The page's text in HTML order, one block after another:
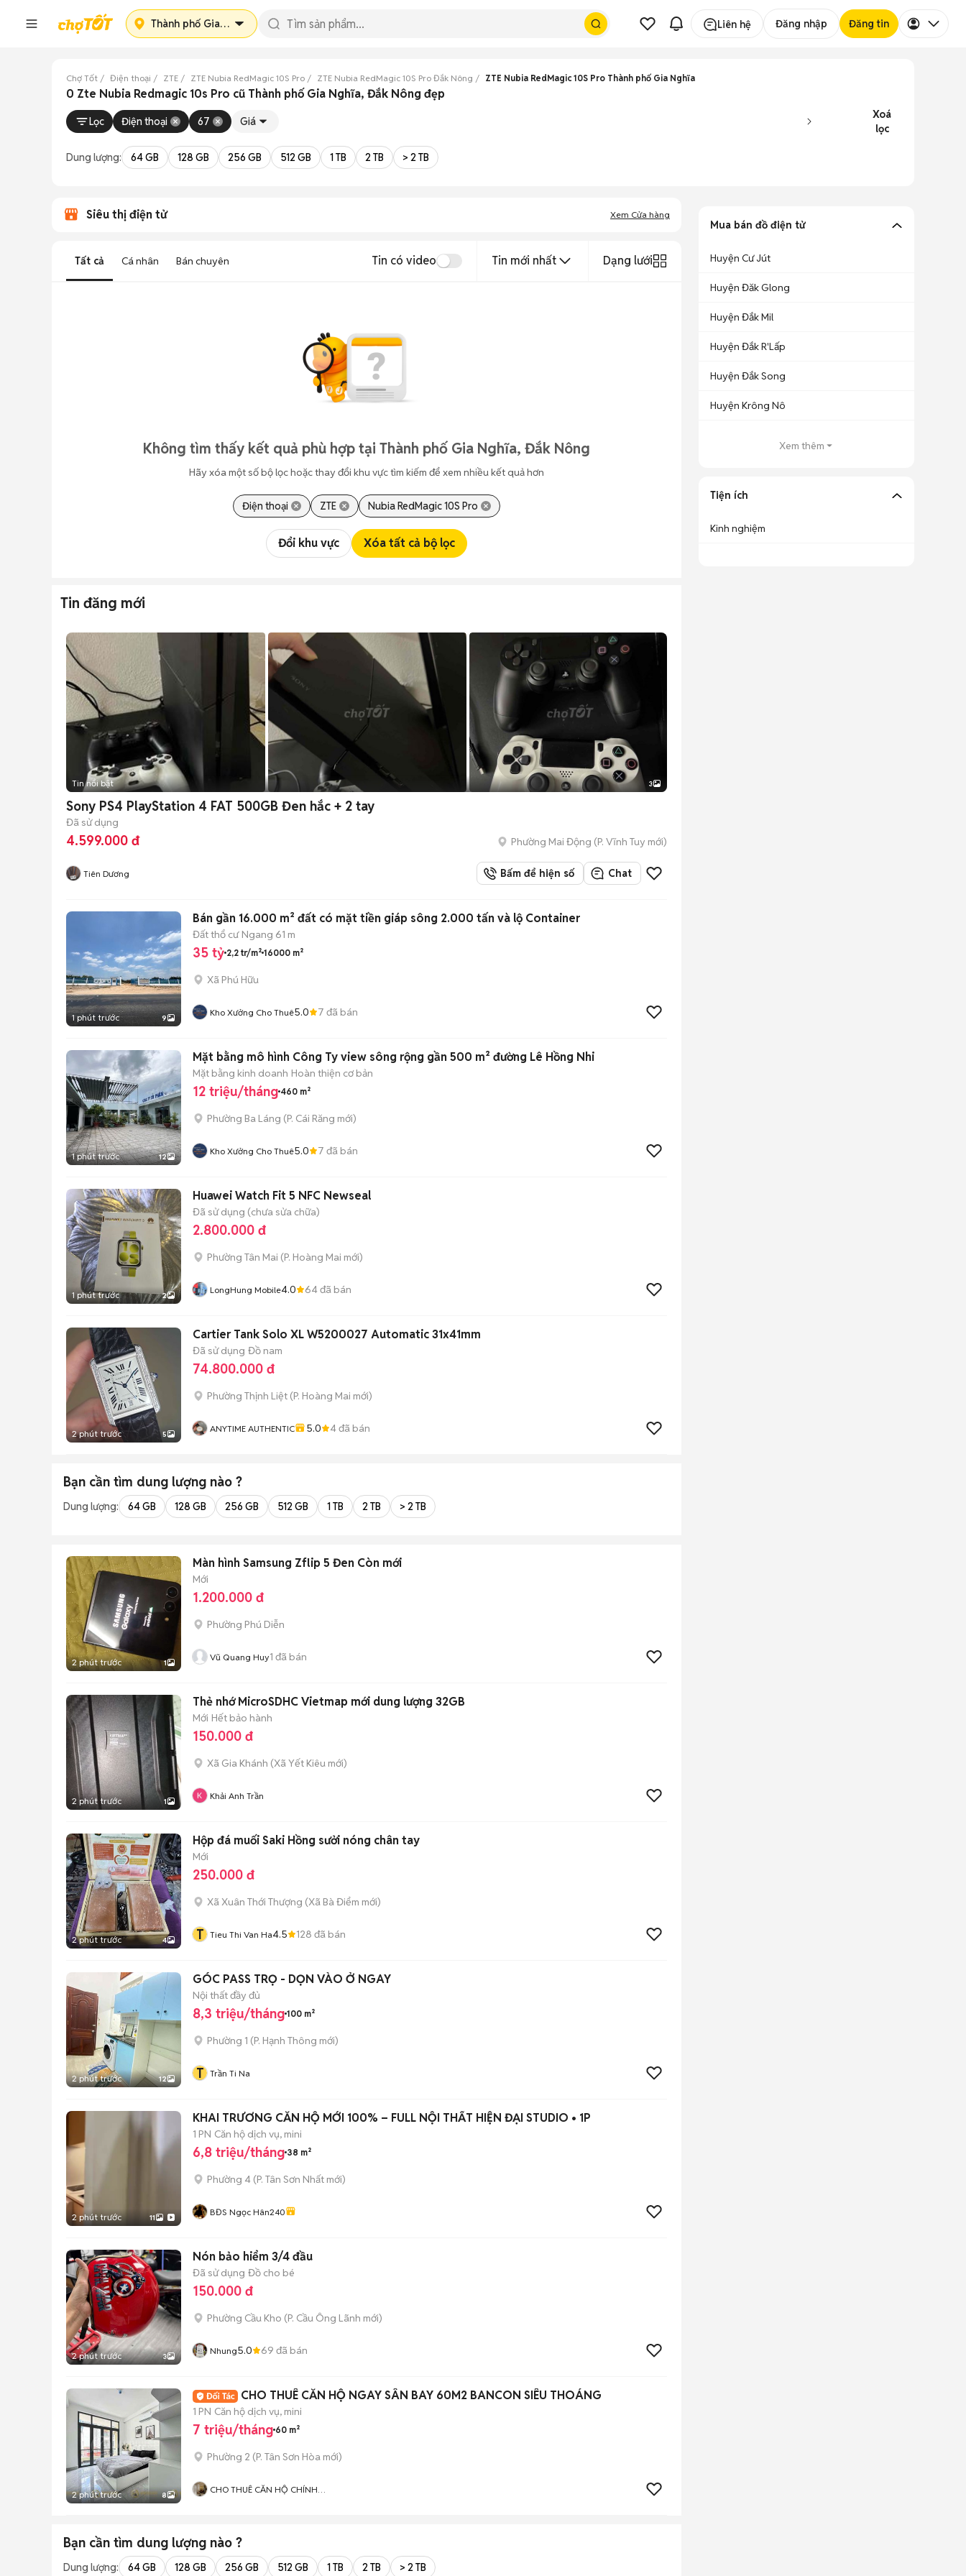
Thành phố Gia Nghĩa Liên hệ Đăng nhập Đăng tin
Chợ Tốt Điện thoại ZTE ZTE Nubia RedMagic 10S Pro ZTE Nubia RedMagic 10S Pro Đắk Nông ZTE Nubia RedMagic 10S Pro Thành phố Gia Nghĩa
0 Zte Nubia Redmagic 10s Pro cũ Thành phố Gia Nghĩa, Đắk Nông đẹp
Lọc Điện thoại 67 Giá
Xoá
lọc
Dung lượng: 64 GB 128 GB 256 GB 512 GB 1 TB 2 TB > 2 TB
Siêu thị điện tử Xem Cửa hàng
Tất cả Cá nhân Bán chuyên Tin có video Tin mới nhất Dạng lưới
Không tìm thấy kết quả phù hợp tại Thành phố Gia Nghĩa, Đắk Nông
Hãy xóa một số bộ lọc hoặc thay đổi khu vực tìm kiếm để xem nhiều kết quả hơn
Điện thoại ZTE Nubia RedMagic 10S Pro
Đổi khu vực Xóa tất cả bộ lọc
Tin đăng mới
Tin nổi bật 3
Sony PS4 PlayStation 4 FAT 500GB Đen hắc + 2 tay
Đã sử dụng
4.599.000 đ Phường Mai Động (P. Vĩnh Tuy mới)
Tiên Dương Bấm để hiện số Chat
1 phút trước 9
Bán gần 16.000 m² đất có mặt tiền giáp sông 2.000 tấn và lộ Container
Đất thổ cư Ngang 61 m
35 tỷ 2,2 tr/m² 16000 m²
Xã Phú Hữu
Kho Xưởng Cho Thuê5.0 7 đã bán
1 phút trước 12
Mặt bằng mô hình Công Ty view sông rộng gần 500 m² đường Lê Hồng Nhi
Mặt bằng kinh doanh Hoàn thiện cơ bản
12 triệu/tháng 460 m²
Phường Ba Láng (P. Cái Răng mới)
Kho Xưởng Cho Thuê5.0 7 đã bán
1 phút trước 2
Huawei Watch Fit 5 NFC Newseal
Đã sử dụng (chưa sửa chữa)
2.800.000 đ
Phường Tân Mai (P. Hoàng Mai mới)
LongHung Mobile4.0 64đã bán
2 phút trước 5
Cartier Tank Solo XL W5200027 Automatic 31x41mm
Đã sử dụng Đồ nam
74.800.000 đ
Phường Thịnh Liệt (P. Hoàng Mai mới)
ANYTIME AUTHENTIC 5.0 4đã bán
Bạn cần tìm dung lượng nào ?
Dung lượng: 64 GB 128 GB 256 GB 512 GB 1 TB 2 TB > 2 TB
2 phút trước 1
Màn hình Samsung Zflip 5 Đen Còn mới
Mới
1.200.000 đ
Phường Phú Diễn
Vũ Quang Huy1 đã bán
2 phút trước 1
Thẻ nhớ MicroSDHC Vietmap mới dung lượng 32GB
Mới Hết bảo hành
150.000 đ
Xã Gia Khánh (Xã Yết Kiêu mới)
Khải Anh Trần
2 phút trước 4
Hộp đá muối Saki Hồng sưởi nóng chân tay
Mới
250.000 đ
Xã Xuân Thới Thượng (Xã Bà Điểm mới)
T Tieu Thi Van Ha4.5 128 đã bán
2 phút trước 12
GÓC PASS TRỌ - DỌN VÀO Ở NGAY
Nội thất đầy đủ
8,3 triệu/tháng 100 m²
Phường 1 (P. Hạnh Thông mới)
T Trần Ti Na
2 phút trước 11
KHAI TRƯƠNG CĂN HỘ MỚI 100% – FULL NỘI THẤT HIỆN ĐẠI STUDIO • 1P
1 PN Căn hộ dịch vụ, mini
6,8 triệu/tháng 38 m²
Phường 4 (P. Tân Sơn Nhất mới)
BĐS Ngọc Hân240
2 phút trước 3
Nón bảo hiểm 3/4 đầu
Đã sử dụng Đồ cho bé
150.000 đ
Phường Cầu Kho (P. Cầu Ông Lãnh mới)
Nhung5.0 69 đã bán
2 phút trước 8
CHO THUÊ CĂN HỘ NGAY SÂN BAY 60M2 BANCON SIÊU THOÁNG
1 PN Căn hộ dịch vụ, mini
7 triệu/tháng 60 m²
Phường 2 (P. Tân Sơn Hòa mới)
CHO THUÊ CĂN HỘ CHÍNH
Bạn cần tìm dung lượng nào ?
Dung lượng: 64 GB 128 GB 256 GB 512 GB 1 TB 2 TB > 2 TB
Mua bán đồ điện tử
Huyện Cư Jút
Huyện Đăk Glong
Huyện Đắk Mil
Huyện Đắk R'Lấp
Huyện Đắk Song
Huyện Krông Nô
Xem thêm
Tiện ích
Kinh nghiệm